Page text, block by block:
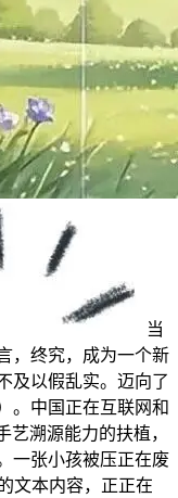
当
，终究，成为一个新
及以假乱实。迈向了
。中国正在互联网和
艺溯源能力的扶植，
一张小孩被压正在废
文本内容，正正在